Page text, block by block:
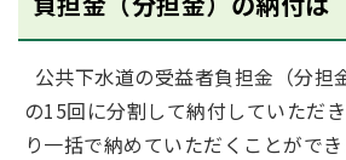
公共下水道の受益者負担金（分担
の15回に分割して納付していただ
り一括で納めていただくことができ